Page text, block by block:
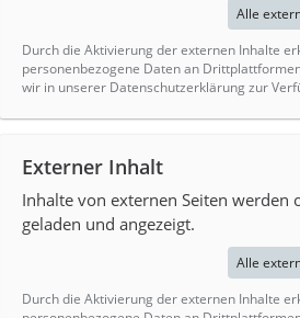
Alle
Durch die Aktivierung der externen Inhalte
personenbezogene Daten an
wir in unserer Datenschutzerklärung zur
Externer Inhalt
Inhalte von externen Seiten
geladen und angezeigt.
Alle
Durch die Aktivierung der externen Inhalte